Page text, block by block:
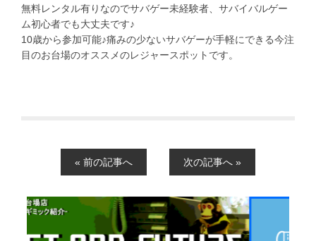
無料レンタル有りなのでサバゲー未経験者、サバイバルゲー
ム初心者でも大丈夫です♪
10歳から参加可能♪痛みの少ないサバゲーが手軽にできる今注
目のお台場のオススメのレジャースポットです。
« 前の記事へ 次の記事へ »